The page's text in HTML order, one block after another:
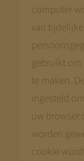
computer
van
gebruikt om
te maken.
ingesteld
uw browser
worden
cookie